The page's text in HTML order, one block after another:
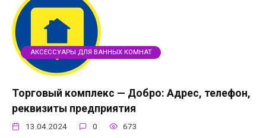
АКСЕССУАРЫ ДЛЯ ВАННЫХ КОМНАТ
Торговый комплекс — Добро: Адрес, телефон,
реквизиты предприятия
13.04.2024 0 673